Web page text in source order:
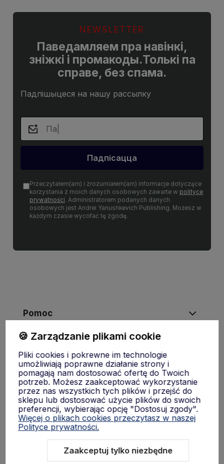
NEWSLETTER
Паведамляем пра навінкі,
зніжкі і промакоды.Толькі па
справе, без спама.
Падпішыцеся на нашу рассылку
Падпісацца
Przeczytałem(am) i zrozumiałem(am) informacje dotyczące
korzystania z moich danych osobowych zawarte w polityce
prywatności. Administratorem podanych danych
osobowych jest Andrei Yanushkevich Publishing. Możesz w
każdym czasie wycofać tę zgodę.
Pomoc
Płatności i dostawa
Informacje
🍪 Zarządzanie plikami cookie
Pliki cookies i pokrewne im technologie
umożliwiają poprawne działanie strony i
pomagają nam dostosować ofertę do Twoich
potrzeb. Możesz zaakceptować wykorzystanie
przez nas wszystkich tych plików i przejść do
sklepu lub dostosować użycie plików do swoich
preferencji, wybierając opcję "Dostosuj zgody".
Więcej o plikach cookies przeczytasz w naszej
Polityce prywatności.
Zaakceptuj tylko niezbędne